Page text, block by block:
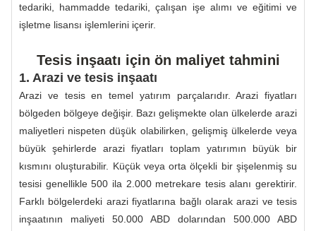
tedariki, hammadde tedariki, çalışan işe alımı ve eğitimi ve
işletme lisansı işlemlerini içerir.
Tesis inşaatı için ön maliyet tahmini
1. Arazi ve tesis inşaatı
Arazi ve tesis en temel yatırım parçalarıdır. Arazi fiyatları
bölgeden bölgeye değişir. Bazı gelişmekte olan ülkelerde arazi
maliyetleri nispeten düşük olabilirken, gelişmiş ülkelerde veya
büyük şehirlerde arazi fiyatları toplam yatırımın büyük bir
kısmını oluşturabilir. Küçük veya orta ölçekli bir şişelenmiş su
tesisi genellikle 500 ila 2.000 metrekare tesis alanı gerektirir.
Farklı bölgelerdeki arazi fiyatlarına bağlı olarak arazi ve tesis
inşaatının maliyeti 50.000 ABD dolarından 500.000 ABD